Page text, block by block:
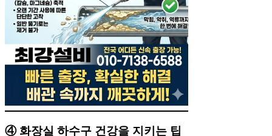
④ 화장실 하수구 건강을 지키는 팁